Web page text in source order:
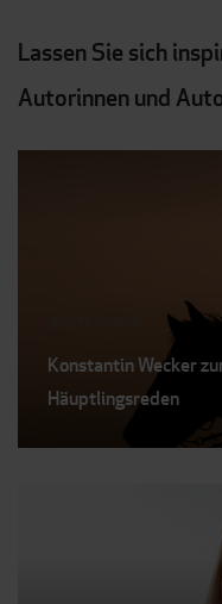
Lassen Sie sich
Autorinnen und
Konstantin Wecker
Häuptlingsreden